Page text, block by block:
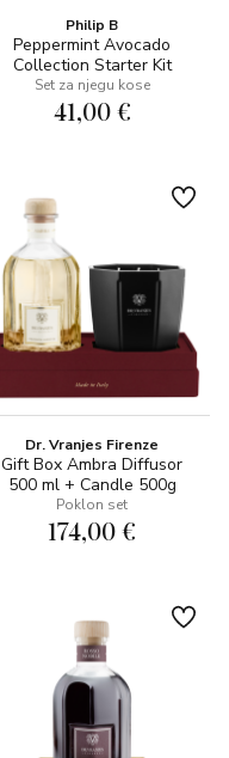
Philip B
Peppermint Avocado
Collection Starter Kit
Set za njegu kose
41,00 €
Dr. Vranjes Firenze
Gift Box Ambra Diffusor
500 ml + Candle 500g
Poklon set
174,00 €